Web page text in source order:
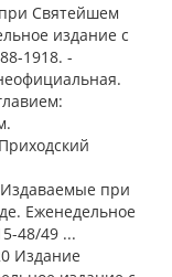
Святейшем
издание с
1918. -
при
Еженедельное
48/49 ...
Издание